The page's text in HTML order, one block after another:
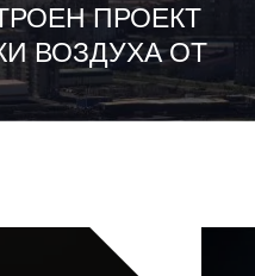
ПРОЕКТ
ВОЗДУХА ОТ